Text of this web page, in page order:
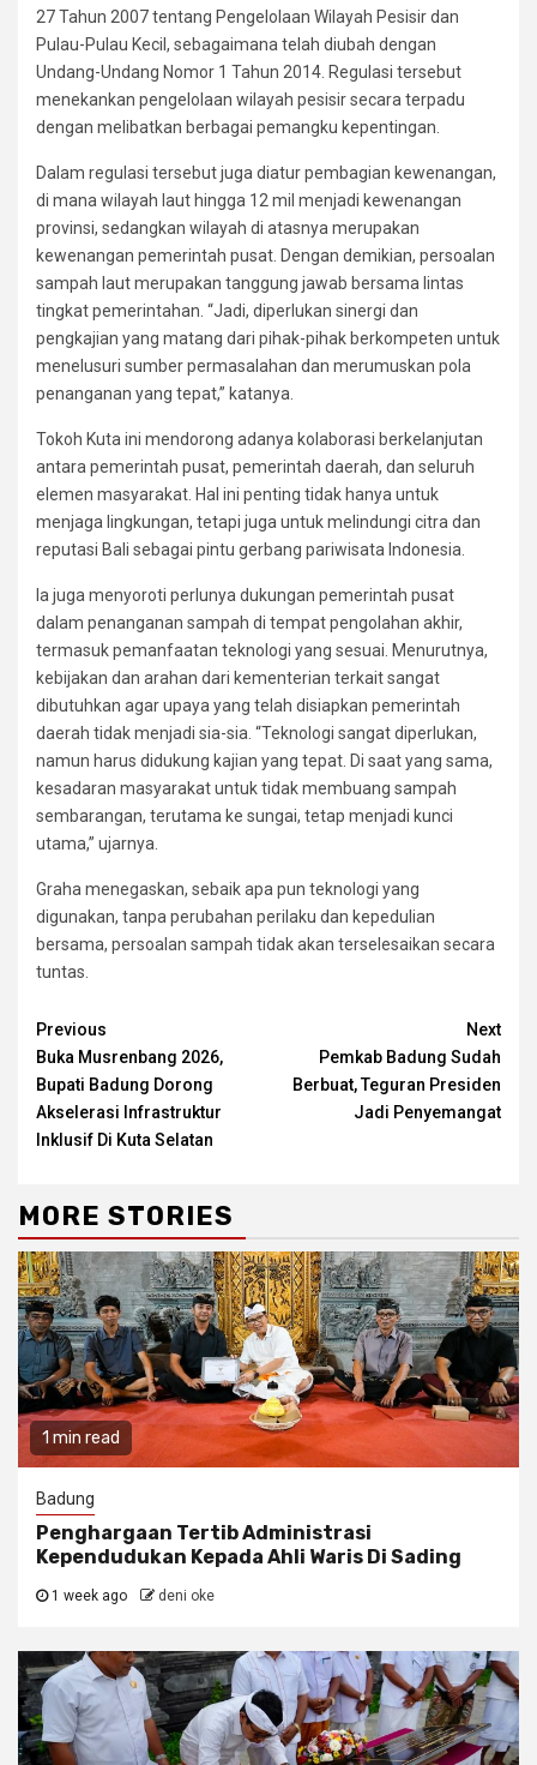
27 Tahun 2007 tentang Pengelolaan Wilayah Pesisir dan
Pulau-Pulau Kecil, sebagaimana telah diubah dengan
Undang-Undang Nomor 1 Tahun 2014. Regulasi tersebut
menekankan pengelolaan wilayah pesisir secara terpadu
dengan melibatkan berbagai pemangku kepentingan.
Dalam regulasi tersebut juga diatur pembagian kewenangan,
di mana wilayah laut hingga 12 mil menjadi kewenangan
provinsi, sedangkan wilayah di atasnya merupakan
kewenangan pemerintah pusat. Dengan demikian, persoalan
sampah laut merupakan tanggung jawab bersama lintas
tingkat pemerintahan. “Jadi, diperlukan sinergi dan
pengkajian yang matang dari pihak-pihak berkompeten untuk
menelusuri sumber permasalahan dan merumuskan pola
penanganan yang tepat,” katanya.
Tokoh Kuta ini mendorong adanya kolaborasi berkelanjutan
antara pemerintah pusat, pemerintah daerah, dan seluruh
elemen masyarakat. Hal ini penting tidak hanya untuk
menjaga lingkungan, tetapi juga untuk melindungi citra dan
reputasi Bali sebagai pintu gerbang pariwisata Indonesia.
Ia juga menyoroti perlunya dukungan pemerintah pusat
dalam penanganan sampah di tempat pengolahan akhir,
termasuk pemanfaatan teknologi yang sesuai. Menurutnya,
kebijakan dan arahan dari kementerian terkait sangat
dibutuhkan agar upaya yang telah disiapkan pemerintah
daerah tidak menjadi sia-sia. “Teknologi sangat diperlukan,
namun harus didukung kajian yang tepat. Di saat yang sama,
kesadaran masyarakat untuk tidak membuang sampah
sembarangan, terutama ke sungai, tetap menjadi kunci
utama,” ujarnya.
Graha menegaskan, sebaik apa pun teknologi yang
digunakan, tanpa perubahan perilaku dan kepedulian
bersama, persoalan sampah tidak akan terselesaikan secara
tuntas.
Continue
Reading
Previous
Buka Musrenbang 2026,
Bupati Badung Dorong
Akselerasi Infrastruktur
Inklusif Di Kuta Selatan
Next
Pemkab Badung Sudah
Berbuat, Teguran Presiden
Jadi Penyemangat
MORE STORIES
1 min read
Badung
Penghargaan Tertib Administrasi
Kependudukan Kepada Ahli Waris Di Sading
1 week ago deni oke